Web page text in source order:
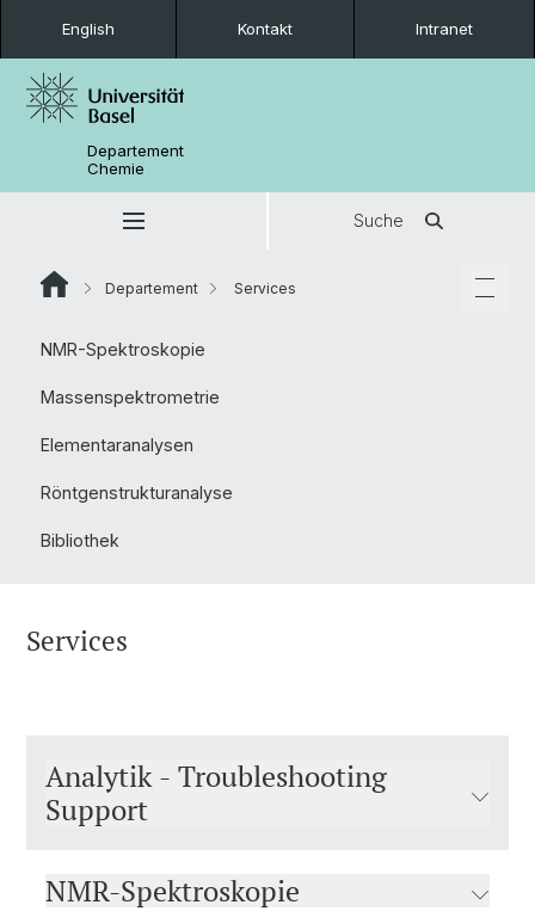
English Kontakt Intranet
Departement
Chemie
Suche
Departement Services
NMR-Spektroskopie
Massenspektrometrie
Elementaranalysen
Röntgenstrukturanalyse
Bibliothek
Services
Analytik - Troubleshooting
Support
NMR-Spektroskopie